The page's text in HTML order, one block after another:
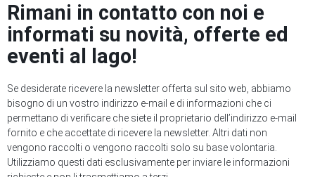
Rimani in contatto con noi e
informati su novità, offerte ed
eventi al lago!
Se desiderate ricevere la newsletter offerta sul sito web, abbiamo
bisogno di un vostro indirizzo e-mail e di informazioni che ci
permettano di verificare che siete il proprietario dell’indirizzo e-mail
fornito e che accettate di ricevere la newsletter. Altri dati non
vengono raccolti o vengono raccolti solo su base volontaria.
Utilizziamo questi dati esclusivamente per inviare le informazioni